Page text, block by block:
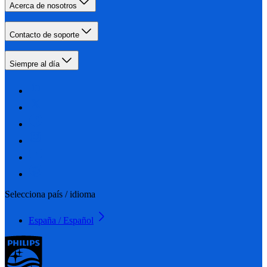
Acerca de nosotros
Contacto de soporte
Siempre al día
Selecciona país / idioma
España / Español